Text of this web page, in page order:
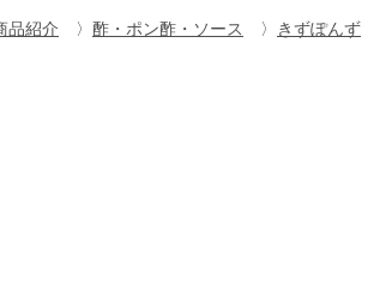
品紹介 酢・ポン酢・ソース きずぽんず